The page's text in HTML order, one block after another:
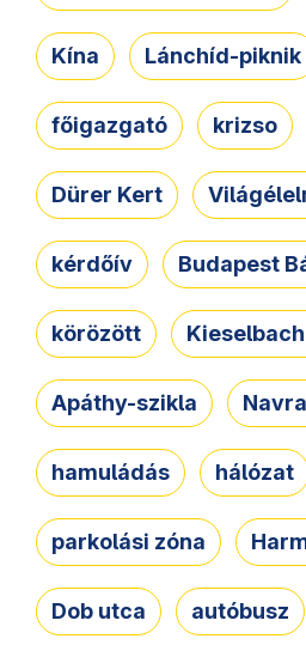
Kína Lánchíd-piknik
főigazgató krizso
Dürer Kert
kérdőív Budapest
körözött
Apáthy-szikla
hamuládás hálózat
parkolási zóna
Dob utca autóbusz